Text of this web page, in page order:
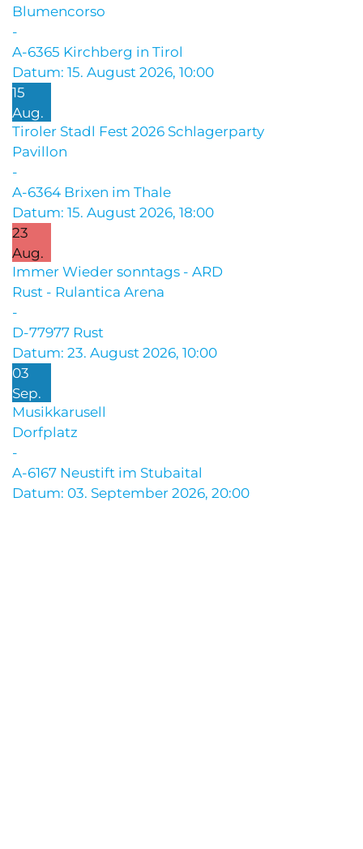
Blumencorso
-
A-6365 Kirchberg in Tirol
Datum: 15. August 2026, 10:00
15
Aug.
Tiroler Stadl Fest 2026 Schlagerparty
Pavillon
-
A-6364 Brixen im Thale
Datum: 15. August 2026, 18:00
23
Aug.
Immer Wieder sonntags - ARD
Rust - Rulantica Arena
-
D-77977 Rust
Datum: 23. August 2026, 10:00
03
Sep.
Musikkarusell
Dorfplatz
-
A-6167 Neustift im Stubaital
Datum: 03. September 2026, 20:00